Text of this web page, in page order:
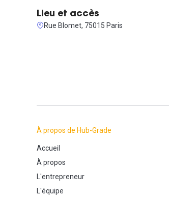
Lieu et accès
Rue Blomet, 75015 Paris
À propos de Hub-Grade
Accueil
À propos
L'entrepreneur
L'équipe